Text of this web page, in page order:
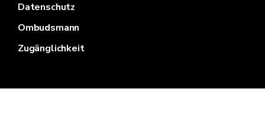
Datenschutz
Ombudsmann
Zugänglichkeit